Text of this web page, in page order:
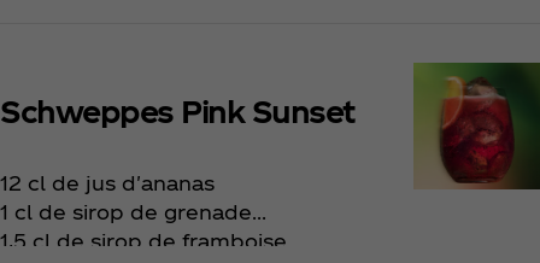
Schweppes Pink Sunset
12 cl de jus d'ananas
1 cl de sirop de grenade
1,5 cl de sirop de framboise